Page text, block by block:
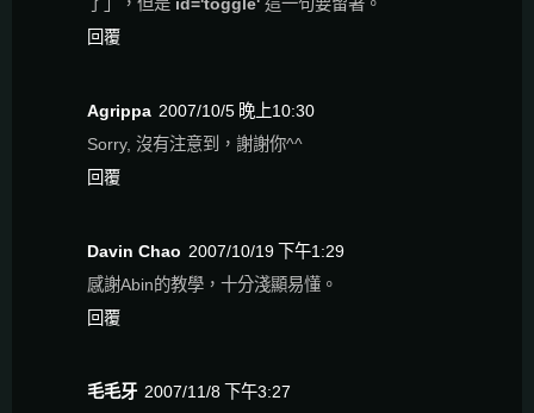
回覆
Agrippa 2007/10/5 晚上10:30
Sorry, 沒有注意到，謝謝你^^
回覆
Davin Chao 2007/10/19 下午1:29
感謝Abin的教學，十分淺顯易懂。
回覆
毛毛牙 2007/11/8 下午3:27